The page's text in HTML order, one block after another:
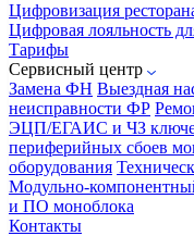
Цифровизация
Цифровая лояльность
Тарифы
Сервисный центр
Замена ФН Выездная
неисправности ФР
ЭЦП/ЕГАИС и ЧЗ
периферийных сбоев
оборудования
Модульно-
и ПО моноблока
Контакты